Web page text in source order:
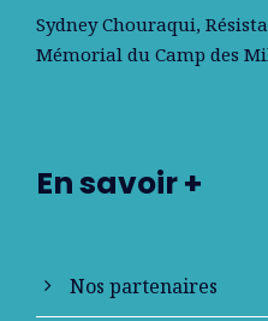
Sydney Chouraqui,
Mémorial du Camp des
En savoir +
Nos partenaires